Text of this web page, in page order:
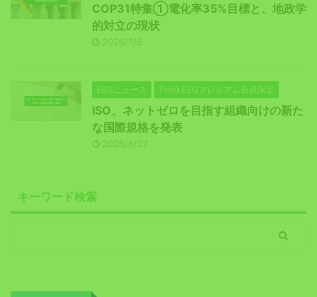
COP31特集①電化率35%目標と、地政学
的対立の現状
2026/7/5
ESGニュース ThinkESGプレミアム会員限定
ISO、ネットゼロを目指す組織向けの新た
な国際規格を発表
2026/6/27
キーワード検索